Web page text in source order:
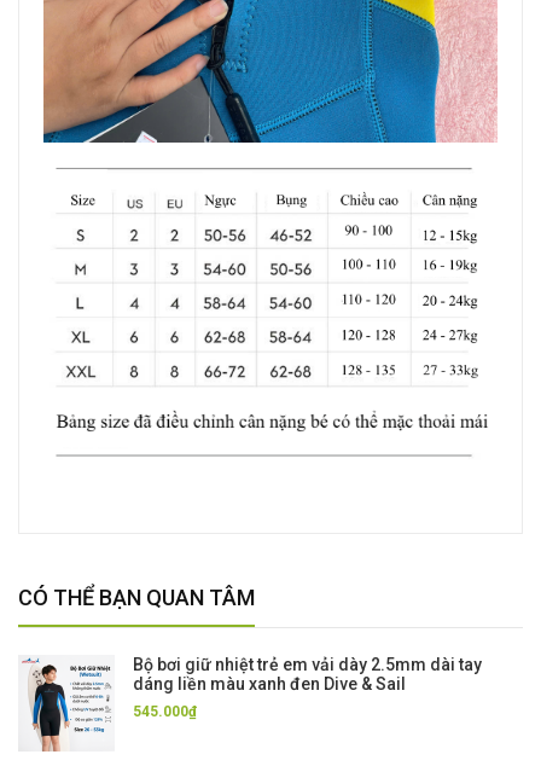
CÓ THỂ BẠN QUAN TÂM
Bộ bơi giữ nhiệt trẻ em vải dày 2.5mm dài tay
dáng liền màu xanh đen Dive & Sail
545.000₫